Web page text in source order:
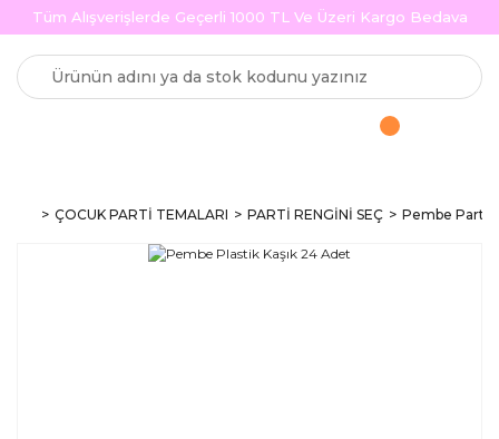
Tüm Alışverişlerde Geçerli 1000 TL Ve Üzeri Kargo Bedava
ÇOCUK PARTİ TEMALARI PARTİ RENGİNİ SEÇ Pembe Parti